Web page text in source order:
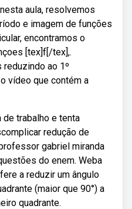
aula, resolvemos
e imagem de funções
encontramos o
[tex]f[/tex],.
ao 1º
vídeo que contém a
de trabalho e tenta
redução de
gabriel miranda
do enem. Weba
a reduzir um ângulo
(maior que 90°) a
quadrante.